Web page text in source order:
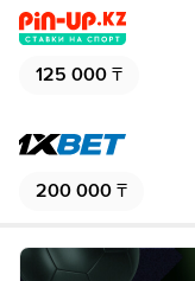
125 000 ₸
200 000 ₸